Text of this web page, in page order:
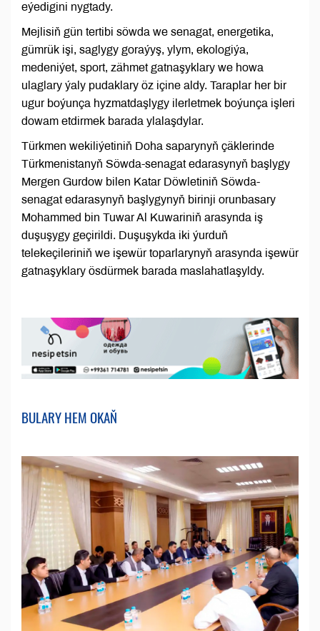
eýedigini nygtady.
Mejlisiň gün tertibi söwda we senagat, energetika,
gümrük işi, saglygy goraýyş, ylym, ekologiýa,
medeniýet, sport, zähmet gatnaşyklary we howa
ulaglary ýaly pudaklary öz içine aldy. Taraplar her bir
ugur boýunça hyzmatdaşlygy ilerletmek boýunça işleri
dowam etdirmek barada ylalaşdylar.
Türkmen wekiliýetiniň Doha saparynyň çäklerinde
Türkmenistanyň Söwda-senagat edarasynyň başlygy
Mergen Gurdow bilen Katar Döwletiniň Söwda-
senagat edarasynyň başlygynyň birinji orunbasary
Mohammed bin Tuwar Al Kuwariniň arasynda iş
duşuşygy geçirildi. Duşuşykda iki ýurduň
telekeçileriniň we işewür toparlarynyň arasynda işewür
gatnaşyklary ösdürmek barada maslahatlaşyldy.
BULARY HEM OKAŇ